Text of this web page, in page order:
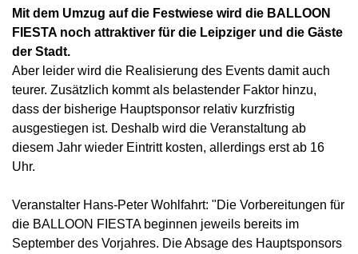
Mit dem Umzug auf die Festwiese wird die BALLOON
FIESTA noch attraktiver für die Leipziger und die Gäste
der Stadt.
Aber leider wird die Realisierung des Events damit auch
teurer. Zusätzlich kommt als belastender Faktor hinzu,
dass der bisherige Hauptsponsor relativ kurzfristig
ausgestiegen ist. Deshalb wird die Veranstaltung ab
diesem Jahr wieder Eintritt kosten, allerdings erst ab 16
Uhr.
Veranstalter Hans-Peter Wohlfahrt: "Die Vorbereitungen für
die BALLOON FIESTA beginnen jeweils bereits im
September des Vorjahres. Die Absage des Hauptsponsors